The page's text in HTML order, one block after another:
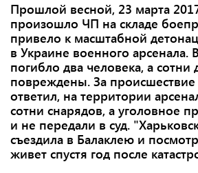
Прошлой весной, 23 марта
произошло ЧП на складе
привело к масштабной
в Украине военного арсенала.
погибло два человека, а сотни
повреждены. За происшествие
ответил, на территории
сотни снарядов, а уголовное
и не передали в суд.
съездила в Балаклею и
живет спустя год после